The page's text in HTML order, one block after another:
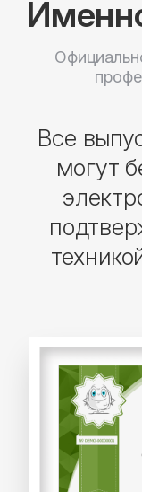
Все
могут